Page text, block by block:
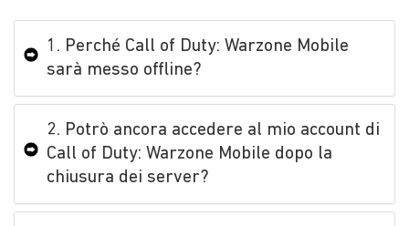
1. Perché Call of Duty: Warzone Mobile
sarà messo offline?
2. Potrò ancora accedere al mio account di
Call of Duty: Warzone Mobile dopo la
chiusura dei server?